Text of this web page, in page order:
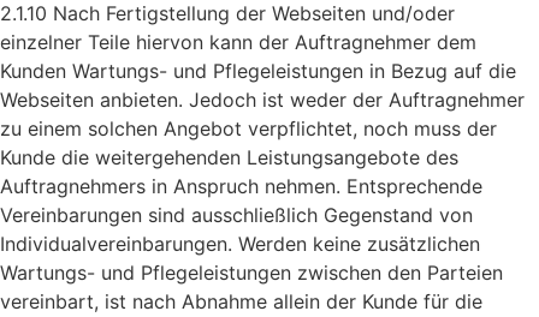
2.1.10 Nach Fertigstellung der Webseiten und/oder
einzelner Teile hiervon kann der Auftragnehmer dem
Kunden Wartungs- und Pflegeleistungen in Bezug auf die
Webseiten anbieten. Jedoch ist weder der Auftragnehmer
zu einem solchen Angebot verpflichtet, noch muss der
Kunde die weitergehenden Leistungsangebote des
Auftragnehmers in Anspruch nehmen. Entsprechende
Vereinbarungen sind ausschließlich Gegenstand von
Individualvereinbarungen. Werden keine zusätzlichen
Wartungs- und Pflegeleistungen zwischen den Parteien
vereinbart, ist nach Abnahme allein der Kunde für die